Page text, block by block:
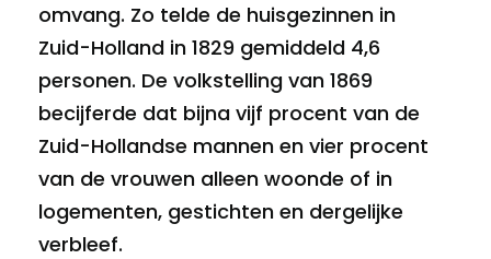
omvang. Zo telde de huisgezinnen in
Zuid-Holland in 1829 gemiddeld 4,6
personen. De volkstelling van 1869
becijferde dat bijna vijf procent van de
Zuid-Hollandse mannen en vier procent
van de vrouwen alleen woonde of in
logementen, gestichten en dergelijke
verbleef.